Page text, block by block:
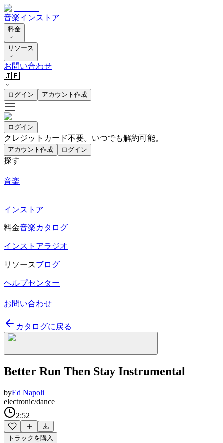
音楽インストア
料金
リソース
お問い合わせ
🇯🇵
ログイン アカウント作成
ログイン
クレジットカード不要。いつでも解約可能。
アカウント作成 ログイン
探す
音楽
インストア
料金音楽カタログ
インストアラジオ
リソースブログ
ヘルプセンター
お問い合わせ
カタログに戻る
Better Run Then Stay Instrumental
byEd Napoli
electronic/dance
2:52
トラックを購入